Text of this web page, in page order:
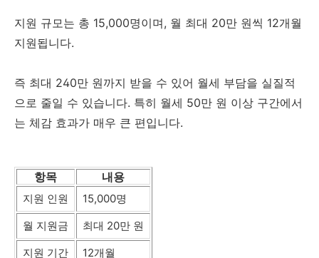
지원 규모는 총 15,000명이며, 월 최대 20만 원씩 12개월
지원됩니다.
즉 최대 240만 원까지 받을 수 있어 월세 부담을 실질적
으로 줄일 수 있습니다. 특히 월세 50만 원 이상 구간에서
는 체감 효과가 매우 큰 편입니다.
항목 내용
지원 인원
15,000명
월 지원금
최대 20만 원
지원 기간
12개월